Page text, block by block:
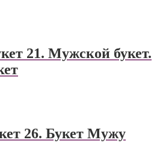
21. Мужской букет.
26. Букет Мужу